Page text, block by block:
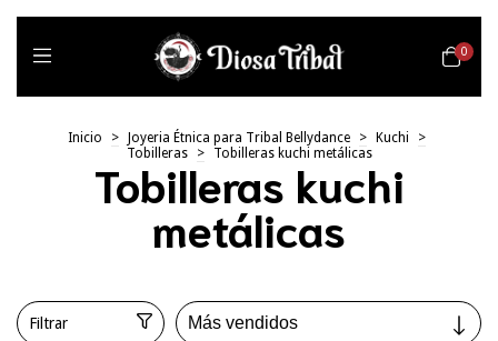
0
Inicio > Joyeria Étnica para Tribal Bellydance > Kuchi
>
Tobilleras
> Tobilleras kuchi metálicas
Tobilleras kuchi
metálicas
Filtrar